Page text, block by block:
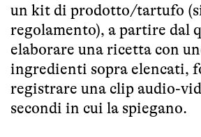
un kit di prodotto/tartufo
regolamento), a partire dal
elaborare una ricetta con
ingredienti sopra elencati,
registrare una clip audio-
secondi in cui la spiegano.